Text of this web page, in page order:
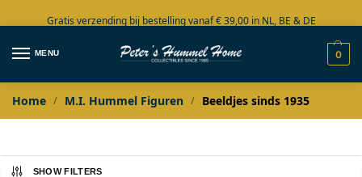
Gratis verzending bij bestelling vanaf € 39,00 in NL, BE & DE
Grote collectie in voorraad
MENU 0
Home / M.I. Hummel Figuren / Beeldjes sinds 1935
SHOW FILTERS